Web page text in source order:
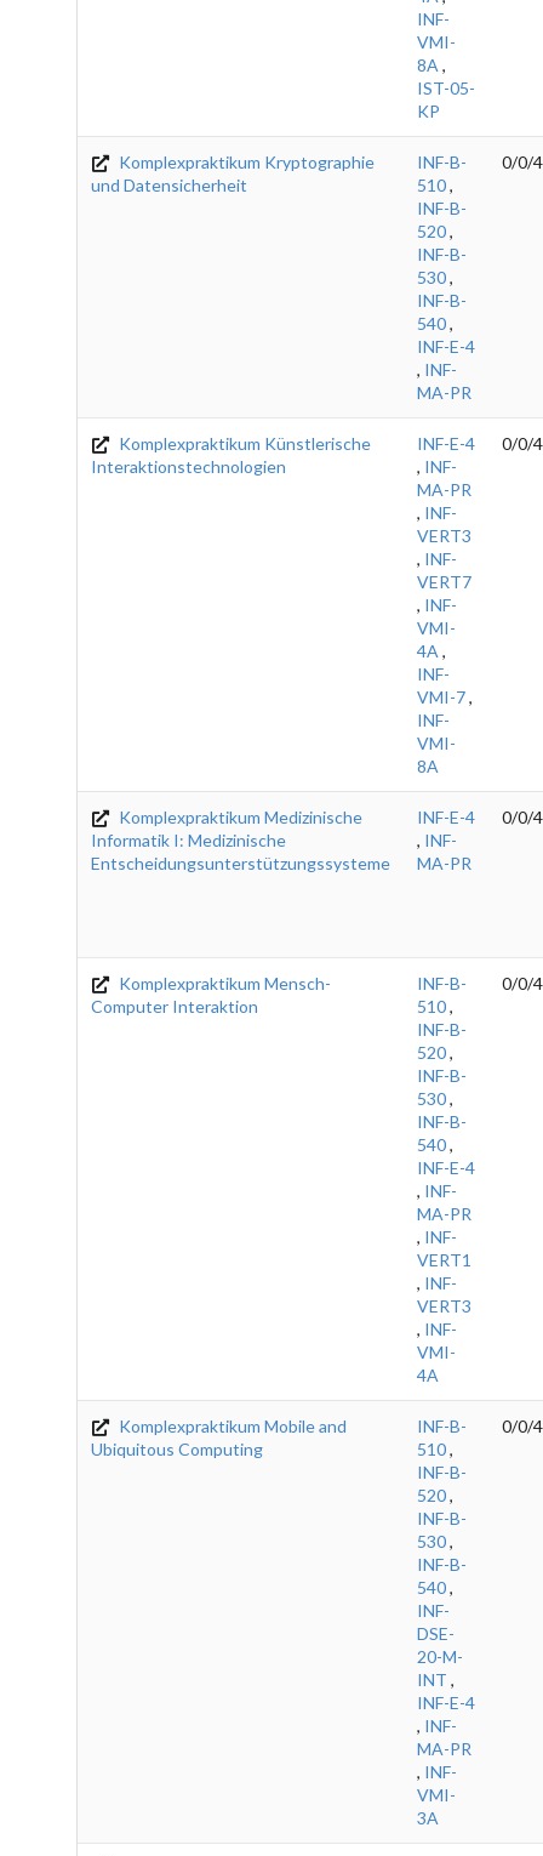
INF-
VMI-
8A ,
IST-05-
KP
Komplexpraktikum Kryptographie
und Datensicherheit
INF-B-
510,
INF-B-
520,
INF-B-
530,
INF-B-
540,
INF-E-4
, INF-
MA-PR
0/0/4
Komplexpraktikum Künstlerische
Interaktionstechnologien
INF-E-4
, INF-
MA-PR
, INF-
VERT3
, INF-
VERT7
, INF-
VMI-
4A ,
INF-
VMI-7,
INF-
VMI-
8A
0/0/4
Komplexpraktikum Medizinische
Informatik I: Medizinische
Entscheidungsunterstützungssysteme
INF-E-4
, INF-
MA-PR
0/0/4
Komplexpraktikum Mensch-
Computer Interaktion
INF-B-
510,
INF-B-
520,
INF-B-
530,
INF-B-
540,
INF-E-4
, INF-
MA-PR
, INF-
VERT1
, INF-
VERT3
, INF-
VMI-
4A
0/0/4
Komplexpraktikum Mobile and
Ubiquitous Computing
INF-B-
510,
INF-B-
520,
INF-B-
530,
INF-B-
540,
INF-
DSE-
20-M-
INT ,
INF-E-4
, INF-
MA-PR
, INF-
VMI-
3A
0/0/4